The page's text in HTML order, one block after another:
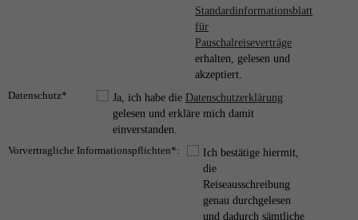
Standardinformationsblatt
für
Pauschalreiseverträge
erhalten, gelesen und
akzeptiert.
Datenschutz*
Ja, ich habe die Datenschutzerklärung
gelesen und erkläre mich damit
einverstanden.
Vorvertragliche Informationspflichten*:
Ich bestätige hiermit,
die
Reiseausschreibung
genau durchgelesen
und dadurch sämtliche